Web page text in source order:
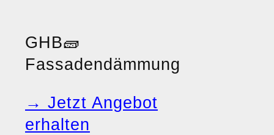
GHB🧱
Fassadendämmung
→ Jetzt Angebot
erhalten